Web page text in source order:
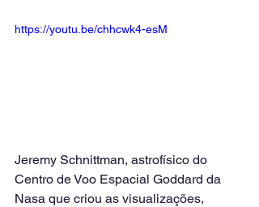
https://youtu.be/chhcwk4-esM
Jeremy Schnittman, astrofísico do
Centro de Voo Espacial Goddard da
Nasa que criou as visualizações,